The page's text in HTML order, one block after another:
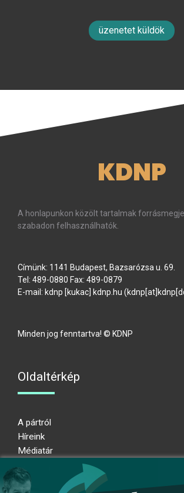
üzenetet küldök
KDNP
A honlapunkon közölt tartalmak
szabadon felhasználhatók.
Címünk: 1141 Budapest, Bazsarózsa u. 69.
Tel: 489-0880 Fax: 489-0879
E-mail: kdnp [kukac] kdnp.hu
Minden jog fenntartva! © KDNP
Oldaltérkép
A pártról
Híreink
Médiatár
Adatkezelési nyilatkozat